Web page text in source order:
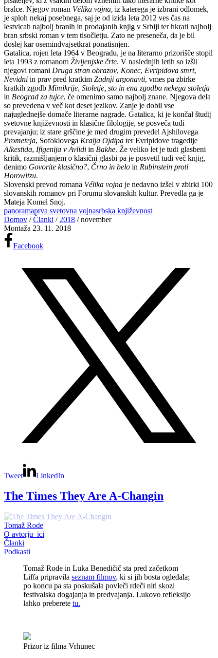
bralce. Njegov roman Vélika vojna, iz katerega je izbrani odlomek,
je sploh nekaj posebnega, saj je od izida leta 2012 ves čas na
lestvicah najbolj branih in prodajanih knjig v Srbiji ter hkrati najbolj
bran srbski roman v tem tisočletju. Zato ne preseneča, da je bil
doslej kar osemindvajsetkrat ponatisnjen.
Gatalica, rojen leta 1964 v Beogradu, je na literarno prizorišče stopil
leta 1993 z romanom Življenjske črte. V naslednjih letih so izšli
njegovi romani Druga stran obrazov, Konec, Evripidova smrt,
Nevidni in prav pred kratkim Zadnji argonavti, vmes pa zbirke
kratkih zgodb Mimikrije, Stoletje, sto in ena zgodba nekega stoletja
in Beograd za tujce, če omenimo samo najbolj znane. Njegova dela
so prevedena v več kot deset jezikov. Zanje je dobil vse
najuglednejše domače literarne nagrade. Gatalica, ki je končal študij
svetovne književnosti in klasične filologije, se posveča tudi
prevajanju; iz stare grščine je med drugim prevedel Ajshilovega
Prometeja, Sofoklovega Kralja Ojdipa ter Evripidove tragedije
Alkestida, Ifigenija v Avlidi in Bakhe. Že veliko let je tudi glasbeni
kritik, razmišljanjem o klasični glasbi pa je posvetil tudi več knjig,
denimo Govorite klasično?, Črno in belo in Rubinstein proti
Horowitzu.
Slovenski prevod romana Vélika vojna je nedavno izšel v zbirki 100
slovanskih romanov pri Forumu slovanskih kultur. Prevedla ga je
Mateja Komel Snoj.
panoramaprva svetovna vojnasrbska književnost
Domov /Članki / 2018 /november
Montaža 23. 11. 2018
Facebook
Tweet LinkedIn
The Times They Are A-Changin
Tomaž Rode
O avtorju_ici
Članki
Podkasti
Tomaž Rode in Luka Benedičič sta pred začetkom
Liffa pripravila seznam filmov, ki si jih bosta ogledala;
po koncu pa sta poskušala povleči rdeči niti skozi
festivalska dogajanja in predvajanja. Lukovo refleksijo
lahko preberete tu.
Prizor iz filma Vrhunec